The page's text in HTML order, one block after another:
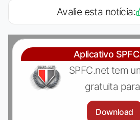
Avalie esta notícia:
Aplicativo
SPFC.net tem
gratuita
Download